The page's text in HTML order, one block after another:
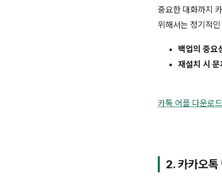
중요한 대화까지
위해서는 정기적
백업의 중요
재설치 시 문
카톡 어플 다운로드
2. 카카오톡